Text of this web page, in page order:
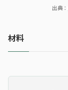
出典：
材料